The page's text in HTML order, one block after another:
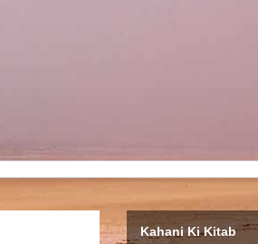
Kahani Ki Kitab